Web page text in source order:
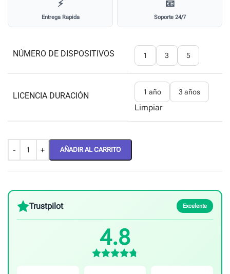
⚡
Entrega Rapida
📧
Soporte 24/7
NÚMERO DE DISPOSITIVOS 1 3 5
LICENCIA DURACIÓN 1 año 3 años
Limpiar
AÑADIR AL CARRITO
Trustpilot Excelente
4.8